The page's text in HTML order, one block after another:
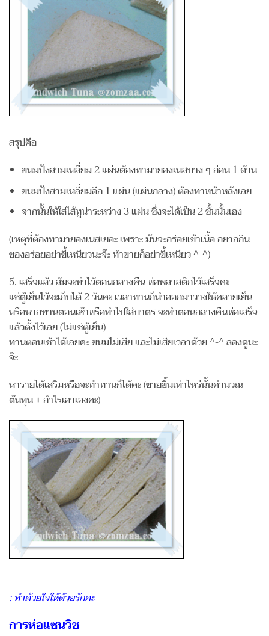
สรุปคือ
ขนมปังสามเหลี่ยม 2 แผ่นต้องทามายองเนสบาง ๆ ก่อน 1 ด้าน
ขนมปังสามเหลี่ยมอีก 1 แผ่น (แผ่นกลาง) ต้องทาหน้าหลังเลย
จากนั้นให้ใส่ไส้ทูน่าระหว่าง 3 แผ่น ซึ่งจะได้เป็น 2 ชั้นนั้นเอง
(เหตุที่ต้องทามายองเนสเยอะ เพราะ มันจะอร่อยเข้าเนื้อ อยากกิน
ของอร่อยอย่าขี้เหนียวนะจ๊ะ ทำขายก็อย่าขี้เหนียว ^-^)
5. เสร็จแล้ว ส้มจะทำไว้ตอนกลางคืน ห่อพลาสติกไว้เสร็จคะ
แช่ตู้เย็นไว้จะเก็บได้ 2 วันคะ เวลาทานก็นำออกมาวางให้คลายเย็น
หรือหากทานตอนเช้าหรือทำไปใส่บาตร จะทำตอนกลางคืนห่อเสร็จ
แล้วตั้งไว้เลย (ไม่แช่ตู้เย็น)
ทานตอนเช้าได้เลยคะ ขนมไม่เสีย และไม่เสียเวลาด้วย ^-^ ลองดูนะ
จ๊ะ
หารายได้เสริมหรือจะทำทานก็ได้คะ (ขายขิ้นเท่าไหร่นั้นคำนวณ
ต้นทุน + กำไรเอาเองคะ)
: ทำด้วยใจให้ด้วยรักคะ
การห่อแซนวิช